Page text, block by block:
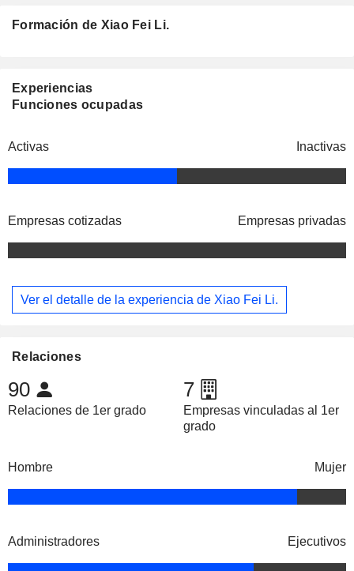
Formación de Xiao Fei Li.
Experiencias
Funciones ocupadas
Activas Inactivas
Empresas cotizadas Empresas privadas
Ver el detalle de la experiencia de Xiao Fei Li.
Relaciones
90
Relaciones de 1er grado
7
Empresas vinculadas al 1er
grado
Hombre Mujer
Administradores Ejecutivos